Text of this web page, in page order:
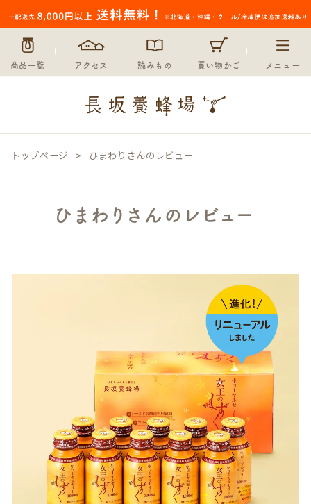
商品一覧 アクセス 読みもの 買い物かご メニュー
トップページ ひまわりさんのレビュー
ひまわりさんのレビュー